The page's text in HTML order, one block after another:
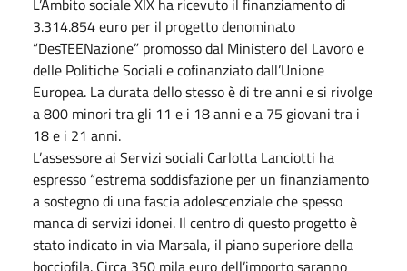
3.314.854 euro per il progetto denominato
“DesTEENazione” promosso dal Ministero del Lavoro e
delle Politiche Sociali e cofinanziato dall’Unione
Europea. La durata dello stesso è di tre anni e si rivolge
a 800 minori tra gli 11 e i 18 anni e a 75 giovani tra i
18 e i 21 anni.
L’assessore ai Servizi sociali Carlotta Lanciotti ha
espresso “estrema soddisfazione per un finanziamento
a sostegno di una fascia adolescenziale che spesso
manca di servizi idonei. Il centro di questo progetto è
stato indicato in via Marsala, il piano superiore della
bocciofila. Circa 350 mila euro dell’importo saranno